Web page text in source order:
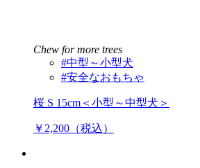
Chew for more trees
#中型～小型犬
#安全なおもちゃ
桜 S 15cm＜小型～中型犬＞
￥2,200（税込）